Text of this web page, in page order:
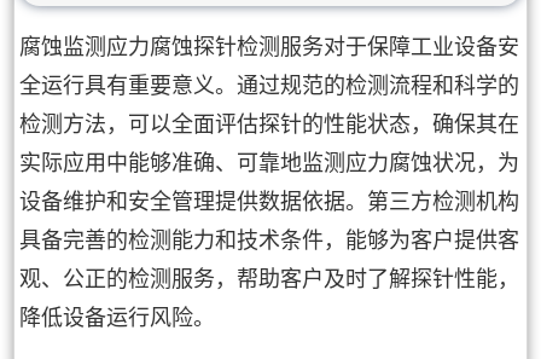
腐蚀监测应力腐蚀探针检测服务对于保障工业设备安
全运行具有重要意义。通过规范的检测流程和科学的
检测方法，可以全面评估探针的性能状态，确保其在
实际应用中能够准确、可靠地监测应力腐蚀状况，为
设备维护和安全管理提供数据依据。第三方检测机构
具备完善的检测能力和技术条件，能够为客户提供客
观、公正的检测服务，帮助客户及时了解探针性能，
降低设备运行风险。